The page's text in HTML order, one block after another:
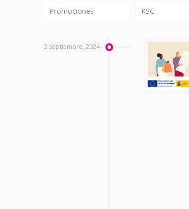
Promociones RSC
2 septiembre, 2024